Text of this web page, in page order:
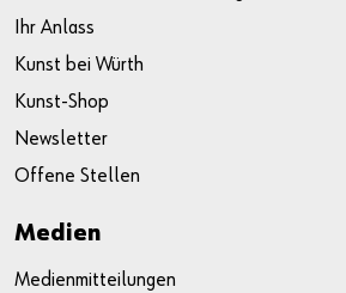
Ihr Anlass
Kunst bei Würth
Kunst-Shop
Newsletter
Offene Stellen
Medien
Medienmitteilungen